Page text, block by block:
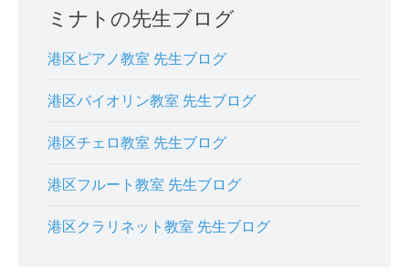
ミナトの先生ブログ
港区ピアノ教室 先生ブログ
港区バイオリン教室 先生ブログ
港区チェロ教室 先生ブログ
港区フルート教室 先生ブログ
港区クラリネット教室 先生ブログ